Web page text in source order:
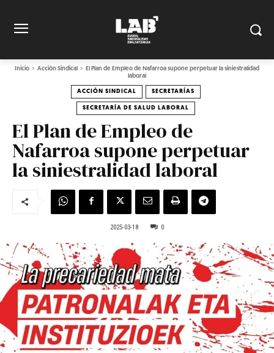
Inicio Acción Sindical
El Plan de Empleo de Nafarroa supone perpetuar la siniestralidad
laboral
ACCIÓN SINDICAL SECRETARÍAS
SECRETARÍA DE SALUD LABORAL
El Plan de Empleo de
Nafarroa supone perpetuar
la siniestralidad laboral
2025-03-18 0